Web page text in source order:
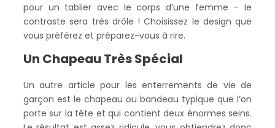
pour un tablier avec le corps d’une femme – le
contraste sera très drôle ! Choisissez le design que
vous préférez et préparez-vous à rire.
Un Chapeau Très Spécial
Un autre article pour les enterrements de vie de
garçon est le chapeau ou bandeau typique que l’on
porte sur la tête et qui contient deux énormes seins.